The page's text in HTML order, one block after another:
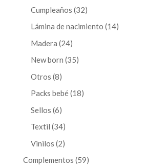
productos
Cumpleaños 3232
productos
Lámina de nacimiento 1414
Madera 2424
productos
New born 3535
Otros 88
productos
Packs bebé 1818
Sellos 66
productos
Textil 3434
productos
Vinilos 22
productos
Complementos 5959